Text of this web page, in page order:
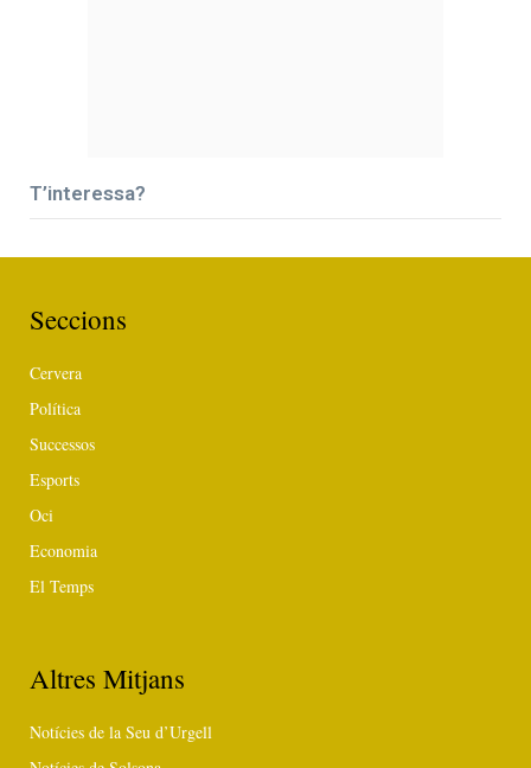
T’interessa?
Seccions
Cervera
Política
Successos
Esports
Oci
Economia
El Temps
Altres Mitjans
Notícies de la Seu d’Urgell